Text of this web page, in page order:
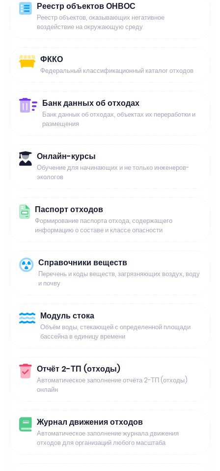
Реестр объектов ОНВОС
Реестр объектов, оказывающих негативное
воздействие на окружающую среду
ФККО
Федеральный классификационный каталог отходов
Банк данных об отходах
Банк данных об отходах, объектах их переработки и
размещения
Онлайн-курсы
Обучение для начинающих и не только инженеров-
экологов
Паспорт отходов
Формирование паспорта отхода, содержащего
информацию о составе и классе опасности
Справочники веществ
Перечень и коды веществ, загрязняющих воздух, воду
и почву
Модуль стока
Объём воды, стекающей с определенной площади
бассейна в единицу времени
Отчёт 2-ТП (отходы)
Автоматическое заполнение отчёта 2-ТП (отходы)
онлайн
Журнал движения отходов
Автоматическое заполнение журнала движения
отходов для организаций любого масштаба